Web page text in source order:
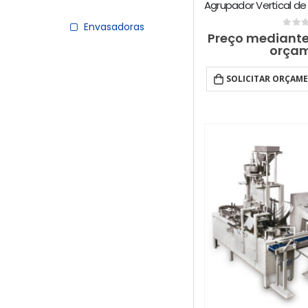
Envasadoras
Preço
SOLICITAR